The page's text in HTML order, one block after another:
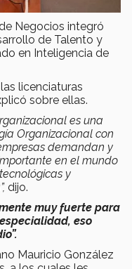
Negocios integró
de Talento y
en Inteligencia de
licenciaturas
sobre ellas.
es una
Organizacional con
demandan y
en el mundo
y
dijo.
muy fuerte para
eso
Mauricio González